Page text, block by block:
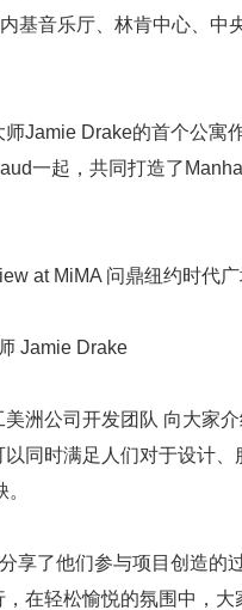
基音乐厅、林肯中心、中
Drake的首个公寓
一起，共同打造了
Jamie Drake
公司开发团队 向大家介
同时满足人们对于设计、
了他们参与项目创造的
在轻松愉悦的氛围中，大